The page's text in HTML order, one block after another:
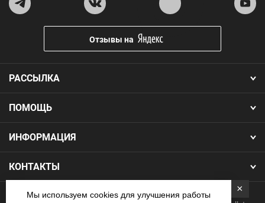
ПОМОЩЬ
ИНФОРМАЦИЯ
КОНТАКТЫ
РАССЫЛКА
Отзывы на
×
Мы используем cookies для улучшения работы